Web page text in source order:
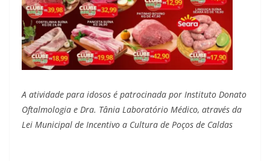
A atividade para idosos é patrocinada por Instituto Donato
Oftalmologia e Dra. Tânia Laboratório Médico, através da
Lei Municipal de Incentivo a Cultura de Poços de Caldas